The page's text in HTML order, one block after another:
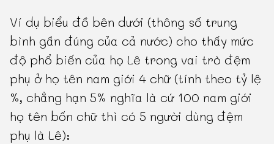
Ví dụ biểu đồ bên dưới (thông số trung
bình gần đúng của cả nước) cho thấy mức
độ phổ biến của họ Lê trong vai trò đệm
phụ ở họ tên nam giới 4 chữ (tính theo tỷ lệ
%, chẳng hạn 5% nghĩa là cứ 100 nam giới
họ tên bốn chữ thì có 5 người dùng đệm
phụ là Lê):